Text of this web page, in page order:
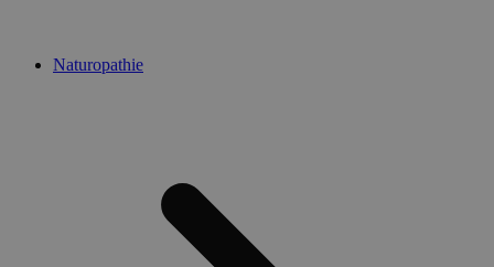
Naturopathie